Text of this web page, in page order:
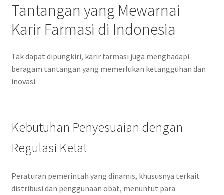
Tantangan yang Mewarnai
Karir Farmasi di Indonesia
Tak dapat dipungkiri, karir farmasi juga menghadapi
beragam tantangan yang memerlukan ketangguhan dan
inovasi.
Kebutuhan Penyesuaian dengan
Regulasi Ketat
Peraturan pemerintah yang dinamis, khususnya terkait
distribusi dan penggunaan obat, menuntut para